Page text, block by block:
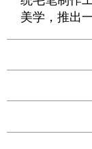
美学，推出